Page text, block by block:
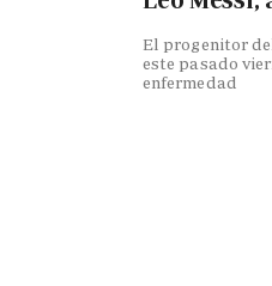
El progenitor
este pasado
enfermedad